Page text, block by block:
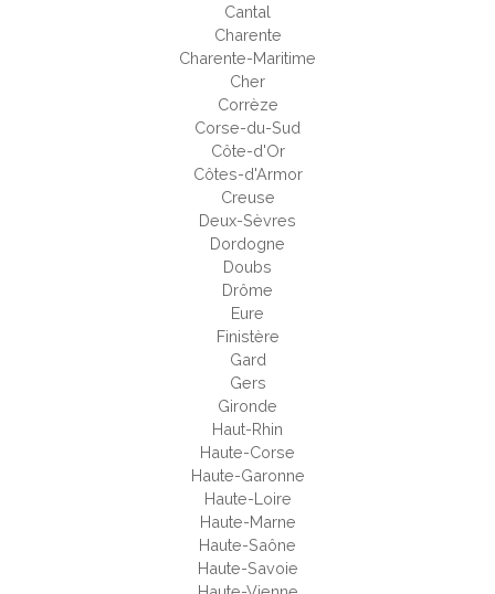
Cantal
Charente
Charente-Maritime
Cher
Corrèze
Corse-du-Sud
Côte-d'Or
Côtes-d'Armor
Creuse
Deux-Sèvres
Dordogne
Doubs
Drôme
Eure
Finistère
Gard
Gers
Gironde
Haut-Rhin
Haute-Corse
Haute-Garonne
Haute-Loire
Haute-Marne
Haute-Saône
Haute-Savoie